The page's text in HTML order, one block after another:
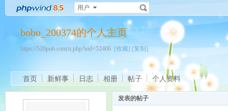
用户
bobo_200374的个人主页
https://520pub.com/u.php?uid=52406 [收藏] [复制]
首页 新鲜事 日志 相册 帖子 个人资料
发表的帖子